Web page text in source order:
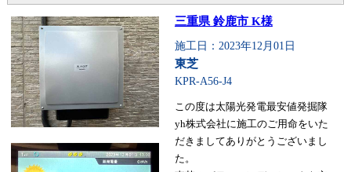
三重県 鈴鹿市 K様
施工日：2023年12月01日
東芝
KPR-A56-J4
この度は太陽光発電最安値発掘隊
yh株式会社に施工のご用命をいた
だきましてありがとうございまし
た。